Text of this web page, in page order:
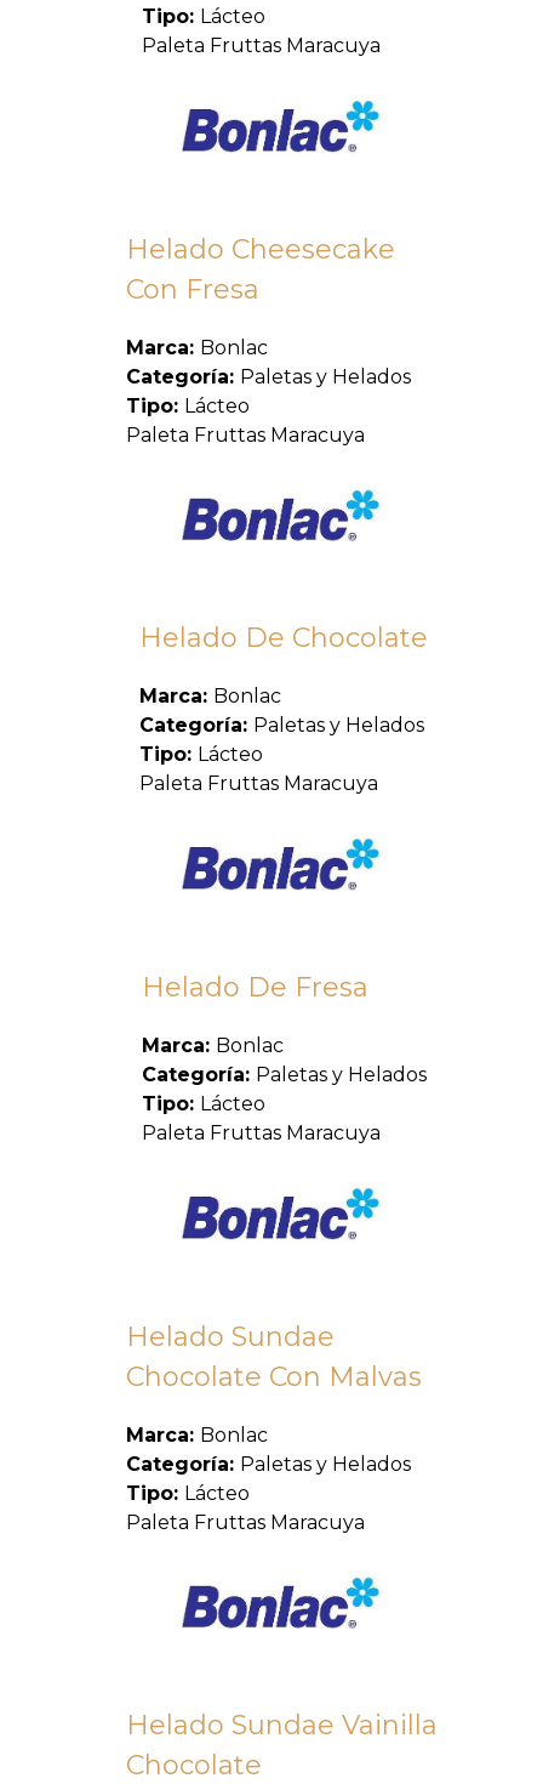
Tipo: Lácteo
Paleta Fruttas Maracuya
Helado Cheesecake
Con Fresa
Marca: Bonlac
Categoría: Paletas y Helados
Tipo: Lácteo
Paleta Fruttas Maracuya
Helado De Chocolate
Marca: Bonlac
Categoría: Paletas y Helados
Tipo: Lácteo
Paleta Fruttas Maracuya
Helado De Fresa
Marca: Bonlac
Categoría: Paletas y Helados
Tipo: Lácteo
Paleta Fruttas Maracuya
Helado Sundae
Chocolate Con Malvas
Marca: Bonlac
Categoría: Paletas y Helados
Tipo: Lácteo
Paleta Fruttas Maracuya
Helado Sundae Vainilla
Chocolate